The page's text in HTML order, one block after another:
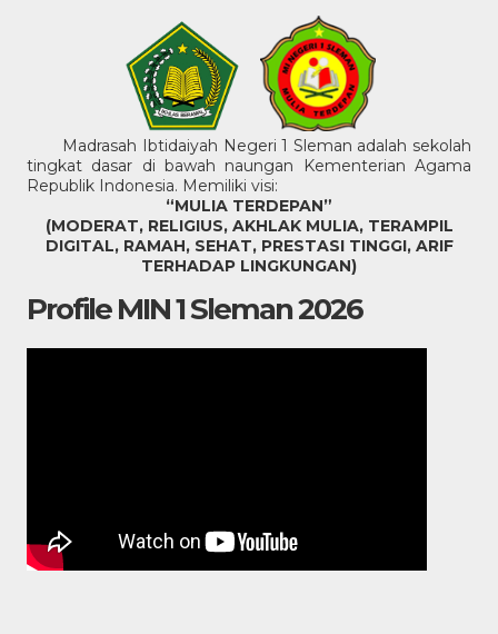
Madrasah Ibtidaiyah Negeri 1 Sleman adalah sekolah
tingkat dasar di bawah naungan Kementerian Agama
Republik Indonesia. Memiliki visi:
“MULIA TERDEPAN”
(MODERAT, RELIGIUS, AKHLAK MULIA, TERAMPIL
DIGITAL, RAMAH, SEHAT, PRESTASI TINGGI, ARIF
TERHADAP LINGKUNGAN)
Profile MIN 1 Sleman 2026